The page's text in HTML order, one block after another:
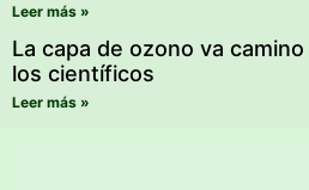
Leer más »
La capa de ozono va
los científicos
Leer más »